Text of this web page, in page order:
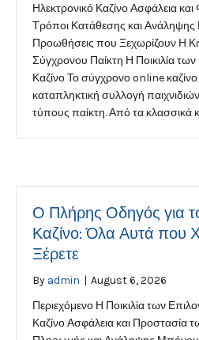
Ηλεκτρονικό Καζίνο Ασφάλεια
Τρόποι Κατάθεσης και
Προωθήσεις που Ξεχωρίζουν Η
Σύγχρονου Παίκτη Η Ποικιλία
Καζίνο Το σύγχρονο online καζίνο
καταπληκτική συλλογή
τύπους παίκτη. Από τα κλασσικά
Ο Πλήρης Οδηγός για
Καζίνο: Όλα Αυτά που
Ξέρετε
By admin | August 6, 2026
Περιεχόμενο Η Ποικιλία των
Καζίνο Ασφάλεια και Προστασία